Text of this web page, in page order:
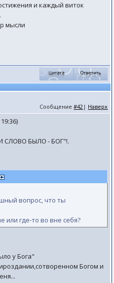
и каждый виток
мысли
Сообщение#42 | Наверх
СЛОВО БЫЛО - БОГ"!.
вопрос, что ты
или где-то во вне себя?
у Бога"
Богом и